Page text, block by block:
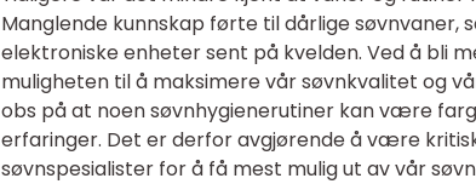
Manglende kunnskap førte til dårlige
elektroniske enheter sent på kvelden. Ved å bli
muligheten til å maksimere vår søvnkvalitet og
obs på at noen søvnhygienerutiner kan være
erfaringer. Det er derfor avgjørende å være
søvnspesialister for å få mest mulig ut av vår